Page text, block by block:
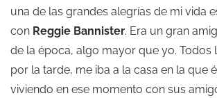
una de las grandes alegrías de mi vida
con Reggie Bannister. Era un gran
de la época, algo mayor que yo. Todos
por la tarde, me iba a la casa en la que
viviendo en ese momento con sus